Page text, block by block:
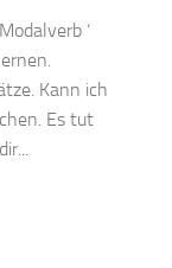
‘
Kann ich
Es tut